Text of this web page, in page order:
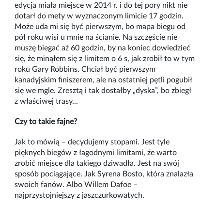
edycja miała miejsce w 2014 r. i do tej pory nikt nie
dotarł do mety w wyznaczonym limicie 17 godzin.
Może uda mi się być pierwszym, bo mapa biegu od
pół roku wisi u mnie na ścianie. Na szczęście nie
muszę biegać aż 60 godzin, by na koniec dowiedzieć
się, że minąłem się z limitem o 6 s, jak zrobił to w tym
roku Gary Robbins. Chciał być pierwszym
kanadyjskim finiszerem, ale na ostatniej pętli pogubił
się we mgle. Zresztą i tak dostałby „dyska”, bo zbiegł
z właściwej trasy...
Czy to takie fajne?
Jak to mówią – decydujemy stopami. Jest tyle
pięknych biegów z łagodnymi limitami, że warto
zrobić miejsce dla takiego dziwadła. Jest na swój
sposób pociągające. Jak Syrena Bosto, która znalazła
swoich fanów. Albo Willem Dafoe –
najprzystojniejszy z jaszczurkowatych.